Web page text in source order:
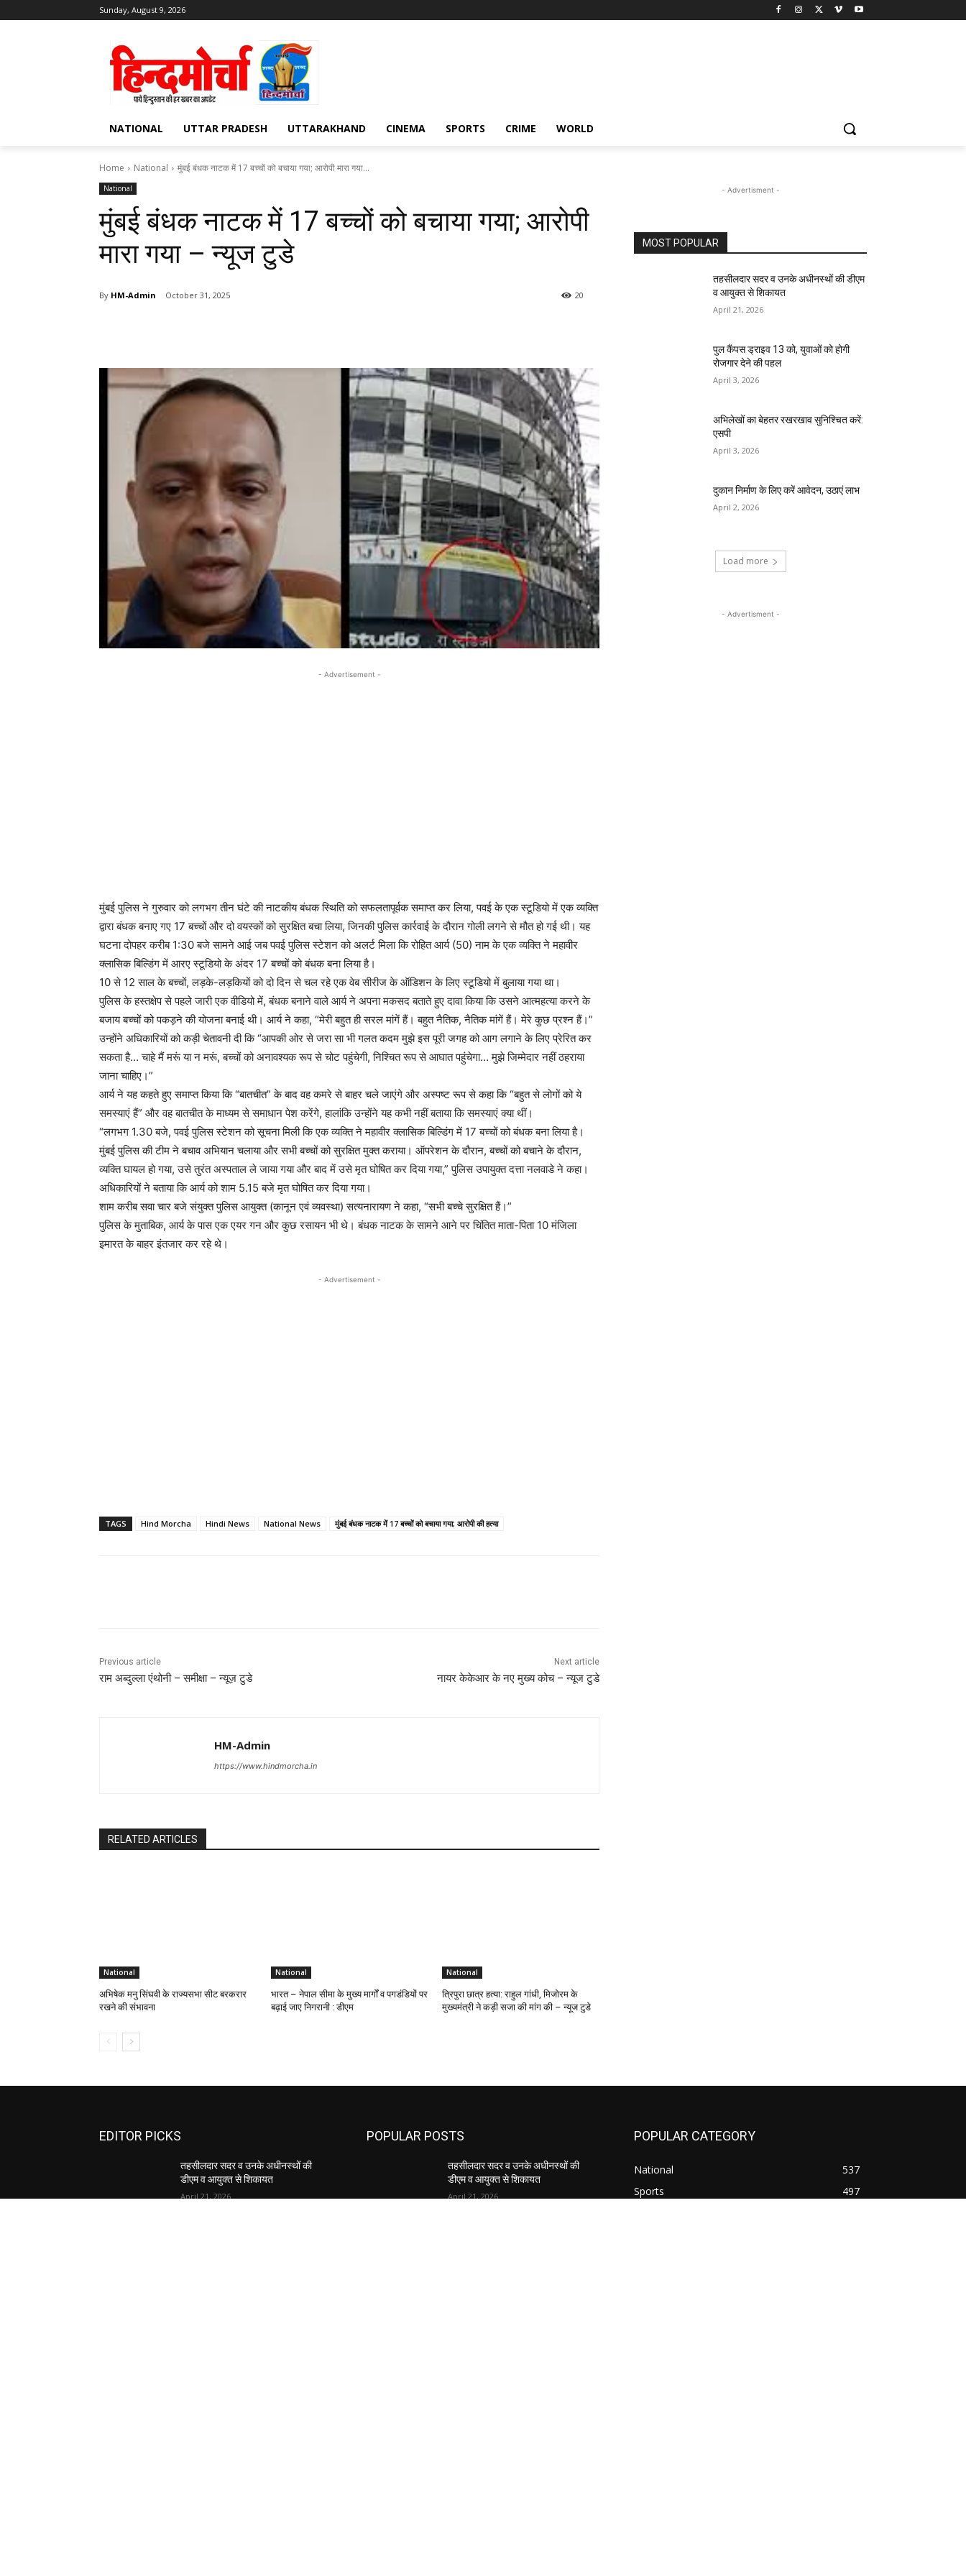
Sunday, August 9, 2026
NATIONAL UTTAR PRADESH UTTARAKHAND CINEMA SPORTS CRIME WORLD
Home National मुंबई बंधक नाटक में 17 बच्चों को बचाया गया; आरोपी मारा गया...
National
मुंबई बंधक नाटक में 17 बच्चों को बचाया गया; आरोपी
मारा गया – न्यूज टुडे
By HM-Admin October 31, 2025 20
- Advertisement -
मुंबई पुलिस ने गुरुवार को लगभग तीन घंटे की नाटकीय बंधक स्थिति को सफलतापूर्वक समाप्त कर लिया, पवई के एक स्टूडियो में एक व्यक्ति
द्वारा बंधक बनाए गए 17 बच्चों और दो वयस्कों को सुरक्षित बचा लिया, जिनकी पुलिस कार्रवाई के दौरान गोली लगने से मौत हो गई थी। यह
घटना दोपहर करीब 1:30 बजे सामने आई जब पवई पुलिस स्टेशन को अलर्ट मिला कि रोहित आर्य (50) नाम के एक व्यक्ति ने महावीर
क्लासिक बिल्डिंग में आरए स्टूडियो के अंदर 17 बच्चों को बंधक बना लिया है।
10 से 12 साल के बच्चों, लड़के-लड़कियों को दो दिन से चल रहे एक वेब सीरीज के ऑडिशन के लिए स्टूडियो में बुलाया गया था।
पुलिस के हस्तक्षेप से पहले जारी एक वीडियो में, बंधक बनाने वाले आर्य ने अपना मकसद बताते हुए दावा किया कि उसने आत्महत्या करने के
बजाय बच्चों को पकड़ने की योजना बनाई थी। आर्य ने कहा, “मेरी बहुत ही सरल मांगें हैं। बहुत नैतिक, नैतिक मांगें हैं। मेरे कुछ प्रश्न हैं।”
उन्होंने अधिकारियों को कड़ी चेतावनी दी कि “आपकी ओर से जरा सा भी गलत कदम मुझे इस पूरी जगह को आग लगाने के लिए प्रेरित कर
सकता है… चाहे मैं मरूं या न मरूं, बच्चों को अनावश्यक रूप से चोट पहुंचेगी, निश्चित रूप से आघात पहुंचेगा… मुझे जिम्मेदार नहीं ठहराया
जाना चाहिए।”
आर्य ने यह कहते हुए समाप्त किया कि “बातचीत” के बाद वह कमरे से बाहर चले जाएंगे और अस्पष्ट रूप से कहा कि “बहुत से लोगों को ये
समस्याएं हैं” और वह बातचीत के माध्यम से समाधान पेश करेंगे, हालांकि उन्होंने यह कभी नहीं बताया कि समस्याएं क्या थीं।
“लगभग 1.30 बजे, पवई पुलिस स्टेशन को सूचना मिली कि एक व्यक्ति ने महावीर क्लासिक बिल्डिंग में 17 बच्चों को बंधक बना लिया है।
मुंबई पुलिस की टीम ने बचाव अभियान चलाया और सभी बच्चों को सुरक्षित मुक्त कराया। ऑपरेशन के दौरान, बच्चों को बचाने के दौरान,
व्यक्ति घायल हो गया, उसे तुरंत अस्पताल ले जाया गया और बाद में उसे मृत घोषित कर दिया गया,” पुलिस उपायुक्त दत्ता नलवाडे ने कहा।
अधिकारियों ने बताया कि आर्य को शाम 5.15 बजे मृत घोषित कर दिया गया।
शाम करीब सवा चार बजे संयुक्त पुलिस आयुक्त (कानून एवं व्यवस्था) सत्यनारायण ने कहा, “सभी बच्चे सुरक्षित हैं।”
पुलिस के मुताबिक, आर्य के पास एक एयर गन और कुछ रसायन भी थे। बंधक नाटक के सामने आने पर चिंतित माता-पिता 10 मंजिला
इमारत के बाहर इंतजार कर रहे थे।
- Advertisement -
TAGS Hind Morcha Hindi News National News मुंबई बंधक नाटक में 17 बच्चों को बचाया गया; आरोपी की हत्या
Previous article
राम अब्दुल्ला एंथोनी – समीक्षा – न्यूज़ टुडे
Next article
नायर केकेआर के नए मुख्य कोच – न्यूज टुडे
HM-Admin
https://www.hindmorcha.in
RELATED ARTICLES
National
अभिषेक मनु सिंघवी के राज्यसभा सीट बरकरार
रखने की संभावना
National
भारत – नेपाल सीमा के मुख्य मार्गों व पगडंडियों पर
बढ़ाई जाए निगरानी : डीएम
National
त्रिपुरा छात्र हत्या: राहुल गांधी, मिजोरम के
मुख्यमंत्री ने कड़ी सजा की मांग की – न्यूज टुडे
- Advertisment -
MOST POPULAR
तहसीलदार सदर व उनके अधीनस्थों की डीएम
व आयुक्त से शिकायत
April 21, 2026
पुल कैंपस ड्राइव 13 को, युवाओं को होगी
रोजगार देने की पहल
April 3, 2026
अभिलेखों का बेहतर रखरखाव सुनिश्चित करें:
एसपी
April 3, 2026
दुकान निर्माण के लिए करें आवेदन, उठाएं लाभ
April 2, 2026
Load more
- Advertisment -
EDITOR PICKS
तहसीलदार सदर व उनके अधीनस्थों की
डीएम व आयुक्त से शिकायत
April 21, 2026
POPULAR POSTS
तहसीलदार सदर व उनके अधीनस्थों की
डीएम व आयुक्त से शिकायत
April 21, 2026
POPULAR CATEGORY
National
537
Sports
497